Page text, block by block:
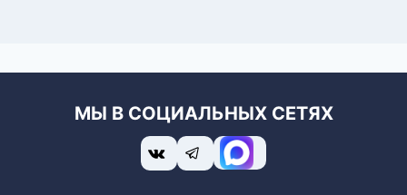
МЫ В СОЦИАЛЬНЫХ СЕТЯХ